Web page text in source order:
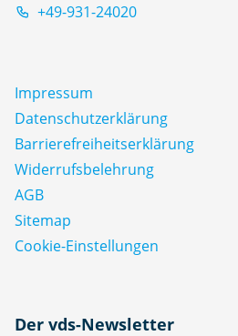
+49-931-24020
Impressum
Datenschutz­erklärung
Barrierefreiheitserklärung
Widerrufsbelehrung
AGB
Sitemap
Cookie-Einstellungen
Der vds-Newsletter
N